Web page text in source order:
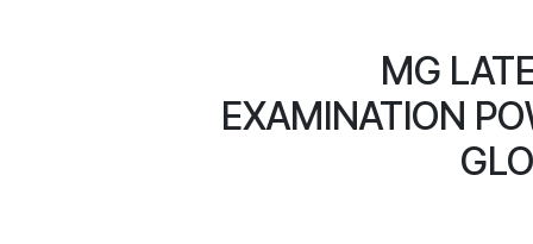
MG
EXAMINATION